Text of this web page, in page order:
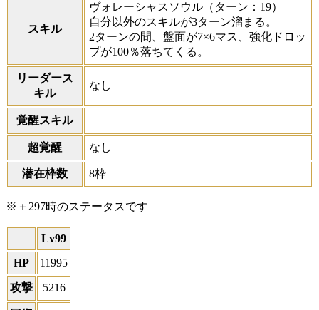
スキル
ヴォレーシャスソウル （ターン：19）
自分以外のスキルが3ターン溜まる。
2ターンの間、盤面が7×6マス、強化ドロッ
プが100％落ちてくる。
リーダース
キル
なし
覚醒スキル
超覚醒 なし
潜在枠数 8枠
※＋297時のステータスです
Lv99
HP
11995
攻撃 5216